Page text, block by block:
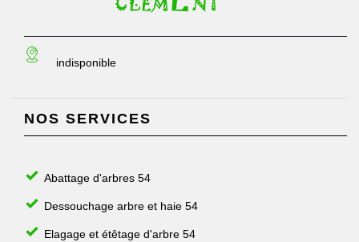
indisponible
NOS SERVICES
Abattage d'arbres 54
Dessouchage arbre et haie 54
Elagage et étêtage d'arbre 54